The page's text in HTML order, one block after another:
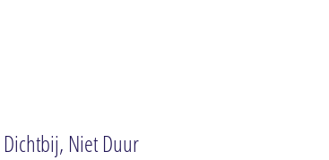
Niet Duur